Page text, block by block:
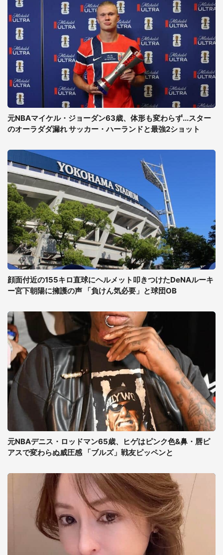
元NBAマイケル・ジョーダン63歳、体形も変わらず...スター
のオーラダダ漏れ サッカー・ハーランドと最強2ショット
顔面付近の155キロ直球にヘルメット叩きつけたDeNAルーキ
ー宮下朝陽に擁護の声 「負けん気必要」と球団OB
元NBAデニス・ロッドマン65歳、ヒゲはピンク色&鼻・唇ピ
アスで変わらぬ威圧感 「ブルズ」戦友ピッペンと